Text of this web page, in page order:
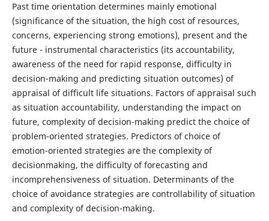
Past time orientation determines mainly emotional
(significance of the situation, the high cost of resources,
concerns, experiencing strong emotions), present and the
future - instrumental characteristics (its accountability,
awareness of the need for rapid response, difficulty in
decision-making and predicting situation outcomes) of
appraisal of difficult life situations. Factors of appraisal such
as situation accountability, understanding the impact on
future, complexity of decision-making predict the choice of
problem-oriented strategies. Predictors of choice of
emotion-oriented strategies are the complexity of
decisionmaking, the difficulty of forecasting and
incomprehensiveness of situation. Determinants of the
choice of avoidance strategies are controllability of situation
and complexity of decision-making.